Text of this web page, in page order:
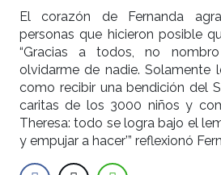
El corazón de Fernanda
personas que hicieron posible
“Gracias a todos, no
olvidarme de nadie. Solamente
como recibir una bendición del
caritas de los 3000 niños y
Theresa: todo se logra bajo el
y empujar a hacer’” reflexionó